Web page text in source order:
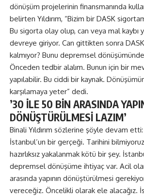
dönüşüm projelerinin finansmanında
belirten Yıldırım, “Bizim bir DASK
Bu sigorta olay olup, can veya mal kaybı
devreye giriyor. Can gittikten sonra
kalmıyor? Bunu depremsel
Önceden tedbir alalım. Bunun için bir
yapılabilir. Bu ciddi bir kaynak.
karşılamaya yeter” dedi.
’30 İLE 50 BİN ARASINDA
DÖNÜŞTÜRÜLMESİ LAZIM’
Binali Yıldırım sözlerine şöyle devam
İstanbul’un bir gerçeği. Tarihini
hazırlıksız yakalanmak kötü bir şey.
depremsel dönüşüme ihtiyaç var. Acil
arasında yapının dönüştürülmesi
vereceğiz. Öncelikli olarak ele alacağız.